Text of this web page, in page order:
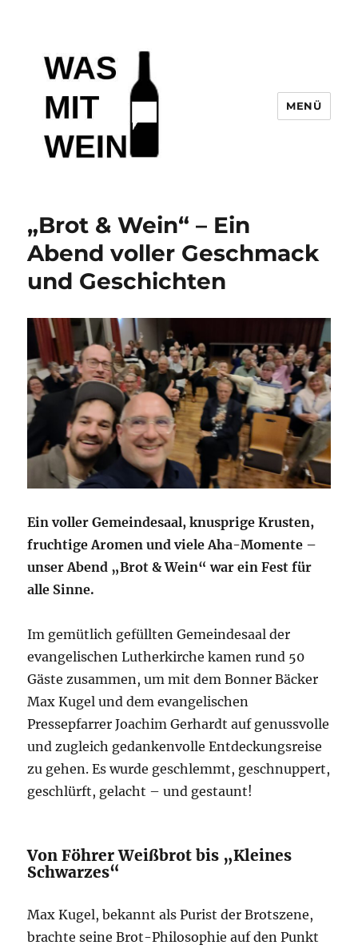
MENÜ
„Brot & Wein“ – Ein
Abend voller Geschmack
und Geschichten
Ein voller Gemeindesaal, knusprige Krusten,
fruchtige Aromen und viele Aha-Momente –
unser Abend „Brot & Wein“ war ein Fest für
alle Sinne.
Im gemütlich gefüllten Gemeindesaal der
evangelischen Lutherkirche kamen rund 50
Gäste zusammen, um mit dem Bonner Bäcker
Max Kugel und dem evangelischen
Pressepfarrer Joachim Gerhardt auf genussvolle
und zugleich gedankenvolle Entdeckungsreise
zu gehen. Es wurde geschlemmt, geschnuppert,
geschlürft, gelacht – und gestaunt!
Von Föhrer Weißbrot bis „Kleines
Schwarzes“
Max Kugel, bekannt als Purist der Brotszene,
brachte seine Brot-Philosophie auf den Punkt